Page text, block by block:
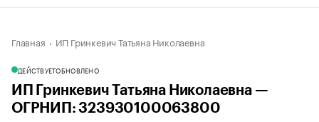
Главная ИП Гринкевич Татьяна Николаевна
ДЕЙСТВУЕТОБНОВЛЕНО
ИП Гринкевич Татьяна Николаевна —
ОГРНИП: 323930100063800